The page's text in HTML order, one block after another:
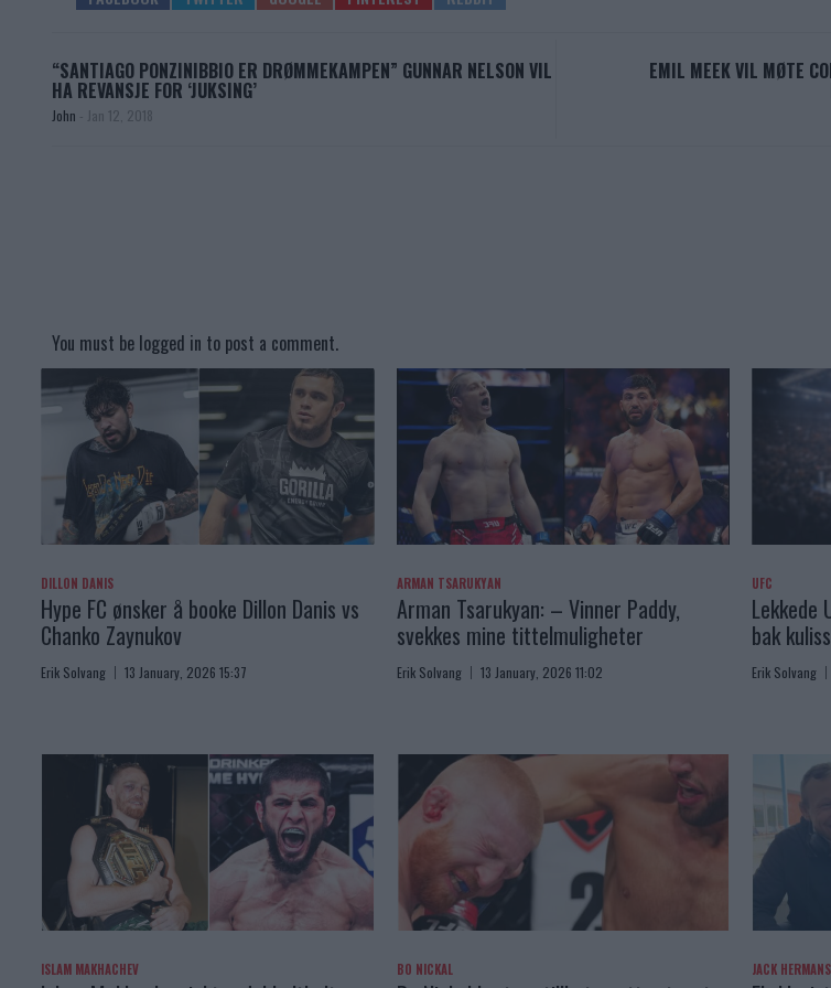
“SANTIAGO PONZINIBBIO ER DRØMMEKAMPEN” GUNNAR NELSON VIL
HA REVANSJE FOR ‘JUKSING’
John - Jan 12, 2018
EMIL MEEK VIL MØTE
You must be logged in to post a comment.
DILLON DANIS
Hype FC ønsker å booke Dillon Danis vs
Chanko Zaynukov
Erik Solvang 13 January, 2026 15:37
ARMAN TSARUKYAN
Arman Tsarukyan: – Vinner Paddy,
svekkes mine tittelmuligheter
Erik Solvang 13 January, 2026 11:02
UFC
Lekkede
bak
Erik Solvang
ISLAM MAKHACHEV BO NICKAL JACK